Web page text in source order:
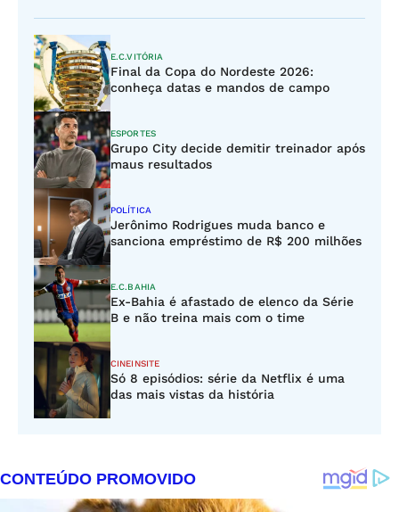
E.C.VITÓRIA
Final da Copa do Nordeste 2026:
conheça datas e mandos de campo
ESPORTES
Grupo City decide demitir treinador após
maus resultados
POLÍTICA
Jerônimo Rodrigues muda banco e
sanciona empréstimo de R$ 200 milhões
E.C.BAHIA
Ex-Bahia é afastado de elenco da Série
B e não treina mais com o time
CINEINSITE
Só 8 episódios: série da Netflix é uma
das mais vistas da história